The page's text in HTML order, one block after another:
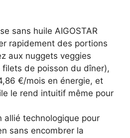
sans huile AIGOSTAR
rapidement des portions
aux nuggets veggies
de poisson du dîner),
€/mois en énergie, et
le rend intuitif même pour
allié technologique pour
sans encombrer la